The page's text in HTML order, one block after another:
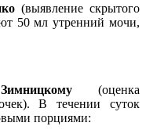
(выявление скрытого
50 мл утренний мочи,
(оценка
В течении суток
порциями: